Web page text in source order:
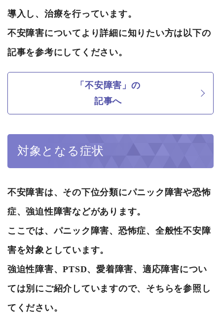
導入し、治療を行っています。
不安障害についてより詳細に知りたい方は以下の
記事を参考にしてください。
「不安障害」の
記事へ
対象となる症状
不安障害は、その下位分類にパニック障害や恐怖
症、強迫性障害などがあります。
ここでは、パニック障害、恐怖症、全般性不安障
害を対象としています。
強迫性障害、PTSD、愛着障害、適応障害につい
ては別にご紹介していますので、そちらを参照し
てください。